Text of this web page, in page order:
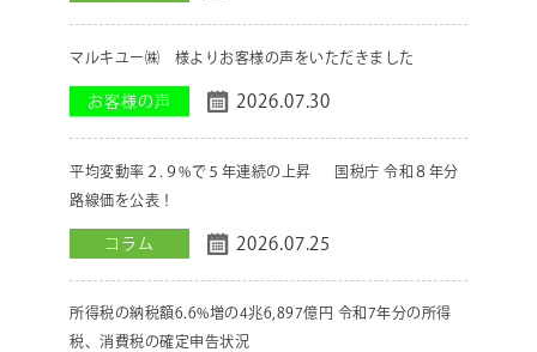
マルキユー㈱ 様よりお客様の声をいただきました
お客様の声 2026.07.30
平均変動率２.９%で５年連続の上昇 国税庁 令和８年分
路線価を公表！
コラム 2026.07.25
所得税の納税額6.6%増の4兆6,897億円 令和7年分の所得
税、消費税の確定申告状況